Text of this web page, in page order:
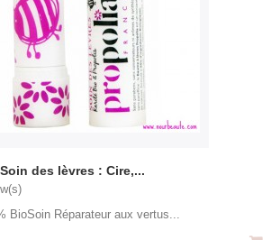
des lèvres : Cire,...
BioSoin Réparateur aux vertus...